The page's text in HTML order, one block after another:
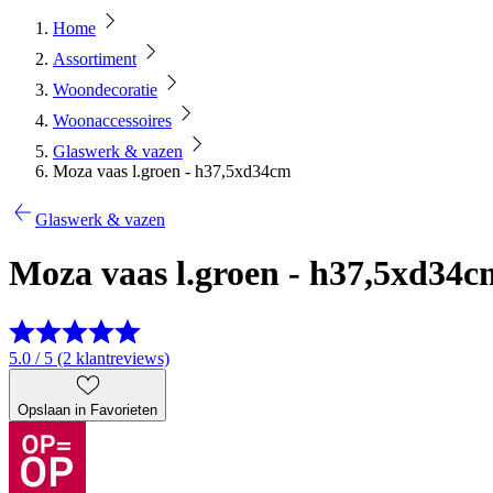
Home
Assortiment
Woondecoratie
Woonaccessoires
Glaswerk & vazen
Moza vaas l.groen - h37,5xd34cm
Glaswerk & vazen
Moza vaas l.groen -
5.0 / 5 (2 klantreviews)
Opslaan in Favorieten